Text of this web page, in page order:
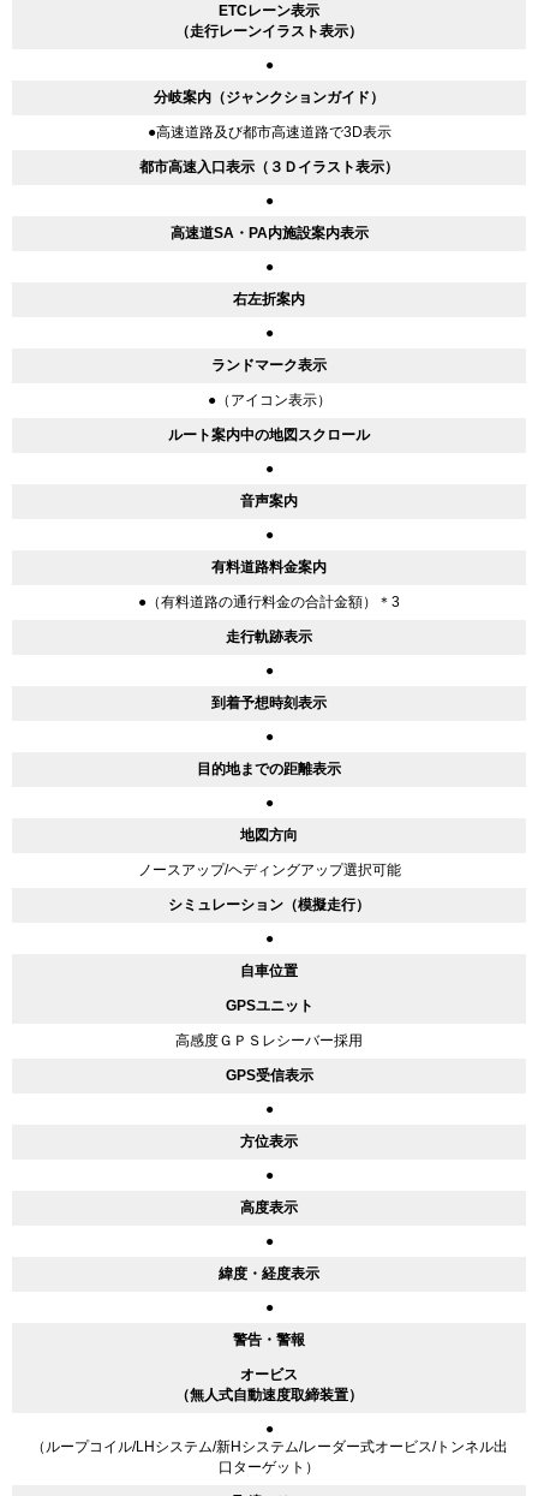
ETCレーン表示
（走行レーンイラスト表示）
●
分岐案内（ジャンクションガイド）
●高速道路及び都市高速道路で3D表示
都市高速入口表示（３Ｄイラスト表示）
●
高速道SA・PA内施設案内表示
●
右左折案内
●
ランドマーク表示
●（アイコン表示）
ルート案内中の地図スクロール
●
音声案内
●
有料道路料金案内
●（有料道路の通行料金の合計金額）＊3
走行軌跡表示
●
到着予想時刻表示
●
目的地までの距離表示
●
地図方向
ノースアップ/ヘディングアップ選択可能
シミュレーション（模擬走行）
●
自車位置
GPSユニット
高感度ＧＰＳレシーバー採用
GPS受信表示
●
方位表示
●
高度表示
●
緯度・経度表示
●
警告・警報
オービス
（無人式自動速度取締装置）
●
（ループコイル/LHシステム/新Hシステム/レーダー式オービス/トンネル出
口ターゲット）